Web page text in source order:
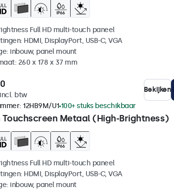
Full HD multi-touch paneel
HDMI, DisplayPort, USB-C, VGA
inbouw, panel mount
260 x 178 x 37 mm
btw
Bekijken
Touchscreen Metaal (High-Brightness)
12HB9M/U1 100+ stuks beschikbaar
Full HD multi-touch paneel
HDMI, DisplayPort, USB-C, VGA
inbouw, panel mount